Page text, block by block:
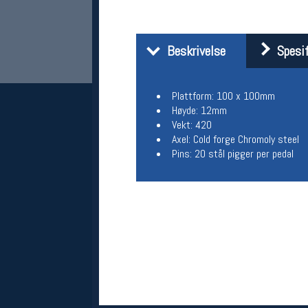
Beskrivelse
Plattform: 100 x 100mm
Høyde: 12mm
Vekt: 420
Axel: Cold forge Chromoly steel
Pins: 20 stål pigger per pedal
Her finner du oss
Oslo Sportslager